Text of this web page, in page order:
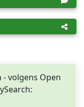
- volgens Open